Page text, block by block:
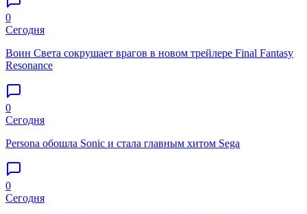
0
Сегодня
Воин Света сокрушает врагов в новом трейлере Final Fantasy
Resonance
0
Сегодня
Persona обошла Sonic и стала главным хитом Sega
0
Сегодня